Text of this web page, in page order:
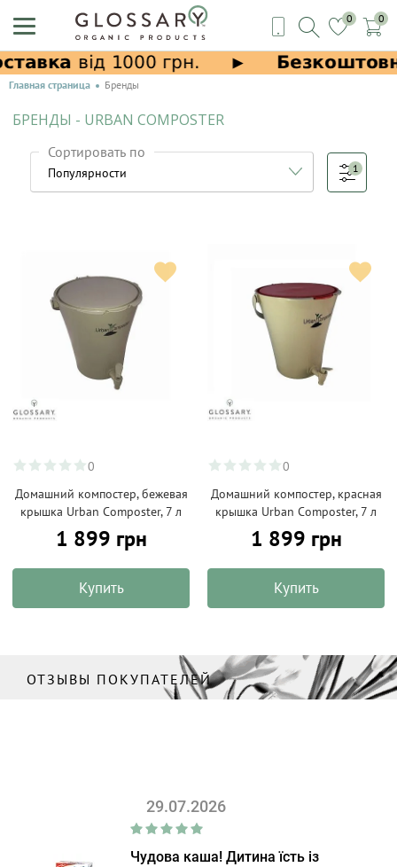
0 0
Главная страница Бренды
БРЕНДЫ - URBAN COMPOSTER
Сортировать по
1
0
Домашний компостер, бежевая
крышка Urban Composter, 7 л
1 899 грн
Купить
0
Домашний компостер, красная
крышка Urban Composter, 7 л
1 899 грн
Купить
ОТЗЫВЫ ПОКУПАТЕЛЕЙ
29.07.2026
Чудова каша! Дитина їсть із